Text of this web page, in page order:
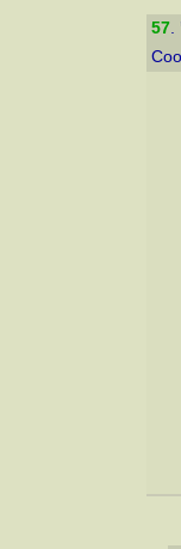
57.